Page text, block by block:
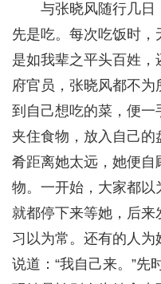
与张晓风随行几日
先是吃。每次吃饭时
是如我辈之平头百姓
府官员，张晓风都不
到自己想吃的菜，便一
夹住食物，放入自己
肴距离她太远，她便
物。一开始，大家都以
就都停下来等她，后
习以为常。还有的人
说道：“我自己来。”先